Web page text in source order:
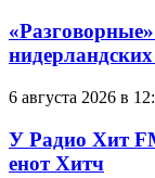
6 августа 2026 в
У Радио Хит
енот Хитч